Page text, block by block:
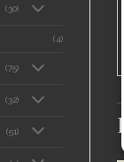
(30)
(4)
(75)
(32)
(51)